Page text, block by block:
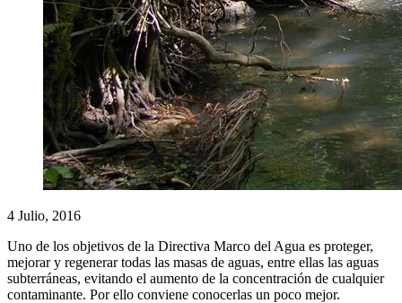
4 Julio, 2016
Uno de los objetivos de la Directiva Marco del Agua es proteger,
mejorar y regenerar todas las masas de aguas, entre ellas las aguas
subterráneas, evitando el aumento de la concentración de cualquier
contaminante. Por ello conviene conocerlas un poco mejor.